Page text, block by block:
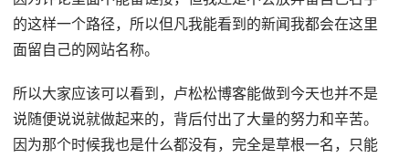
的这样一个路径，所以但凡我能看到的新闻我都会在这里
面留自己的网站名称。
所以大家应该可以看到，卢松松博客能做到今天也并不是
说随便说说就做起来的，背后付出了大量的努力和辛苦。
因为那个时候我也是什么都没有，完全是草根一名，只能